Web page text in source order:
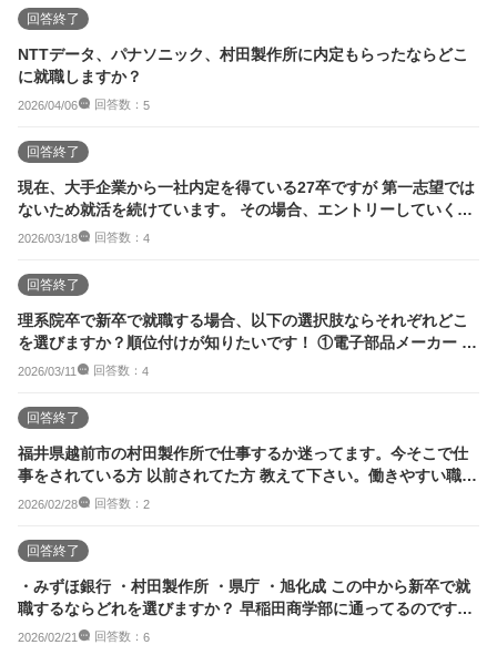
回答終了
NTTデータ、パナソニック、村田製作所に内定もらったならどこ
に就職しますか？
2026/04/06 回答数： 5
回答終了
現在、大手企業から一社内定を得ている27卒ですが 第一志望では
ないため就活を続けています。 その場合、エントリーしていくの
が この企...
2026/03/18 回答数： 4
回答終了
理系院卒で新卒で就職する場合、以下の選択肢ならそれぞれどこ
を選びますか？順位付けが知りたいです！ ①電子部品メーカー 京
セラ、村田...
2026/03/11 回答数： 4
回答終了
福井県越前市の村田製作所で仕事するか迷ってます。今そこで仕
事をされている方 以前されてた方 教えて下さい。働きやすい職場
ですか？
2026/02/28 回答数： 2
回答終了
・みずほ銀行 ・村田製作所 ・県庁 ・旭化成 この中から新卒で就
職するならどれを選びますか？ 早稲田商学部に通ってるのですが
どれがオ...
2026/02/21 回答数： 6